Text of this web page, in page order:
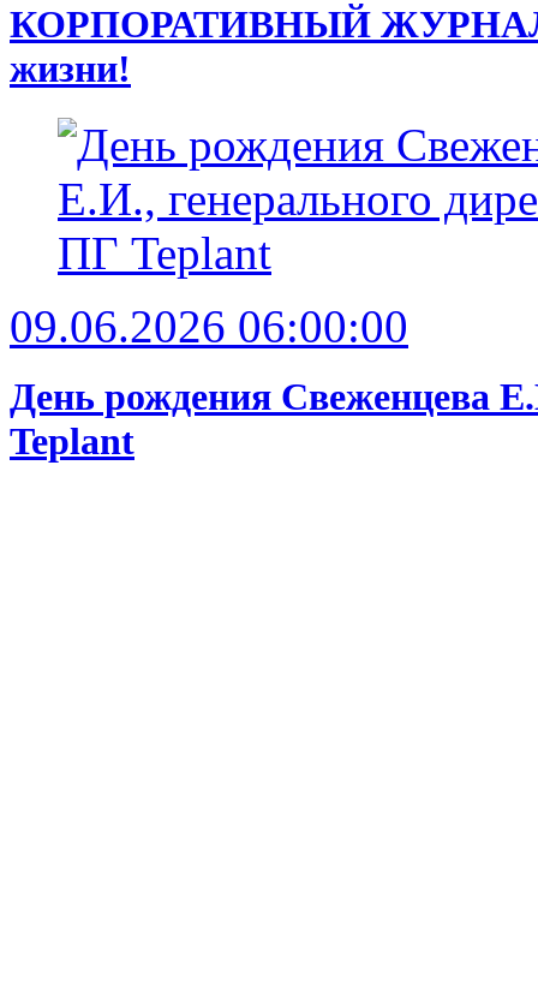
КОРПОРАТИВНЫЙ ЖУРНАЛ
жизни!
09.06.2026 06:00:00
День рождения Свеженцева
Teplant